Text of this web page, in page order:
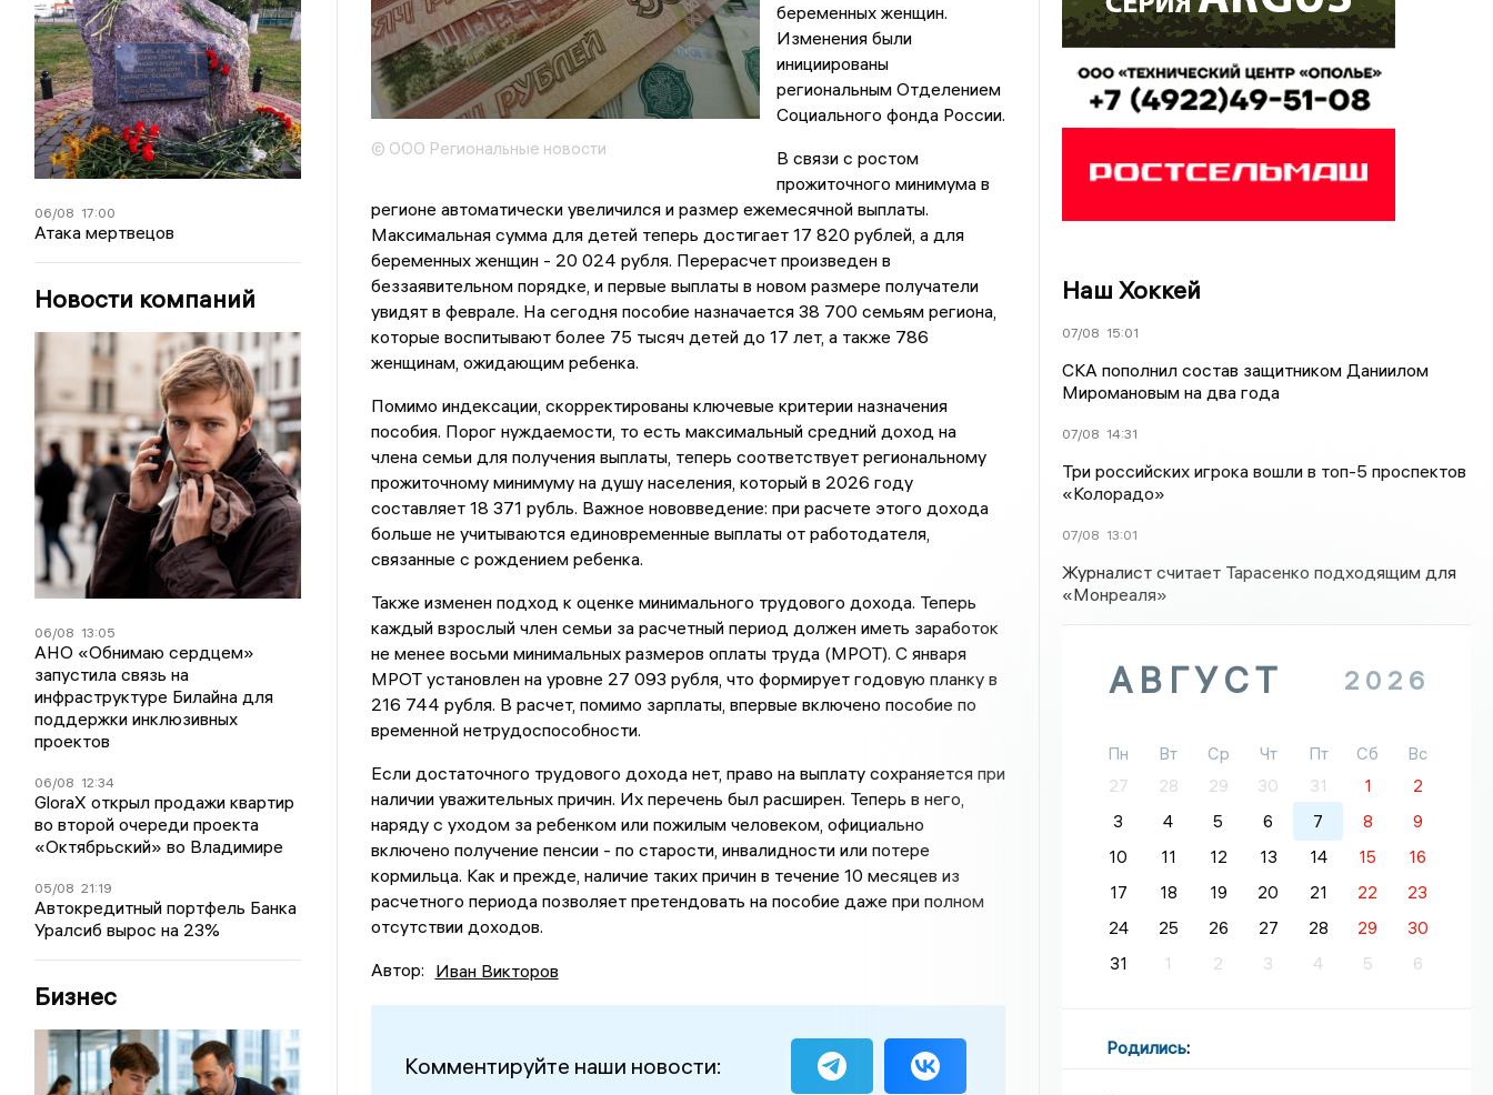
06/08 17:00
Атака мертвецов
Новости компаний
06/08 13:05
АНО «Обнимаю сердцем»
запустила связь на
инфраструктуре Билайна для
поддержки инклюзивных
проектов
06/08 12:34
GloraX открыл продажи квартир
во второй очереди проекта
«Октябрьский» во Владимире
05/08 21:19
Автокредитный портфель Банка
Уралсиб вырос на 23%
Бизнес
© ООО Региональные новости
беременных женщин.
Изменения были
инициированы
региональным Отделением
Социального фонда России.
В связи с ростом
прожиточного минимума в
регионе автоматически увеличился и размер ежемесячной выплаты.
Максимальная сумма для детей теперь достигает 17 820 рублей, а для
беременных женщин - 20 024 рубля. Перерасчет произведен в
беззаявительном порядке, и первые выплаты в новом размере получатели
увидят в феврале. На сегодня пособие назначается 38 700 семьям региона,
которые воспитывают более 75 тысяч детей до 17 лет, а также 786
женщинам, ожидающим ребенка.
Помимо индексации, скорректированы ключевые критерии назначения
пособия. Порог нуждаемости, то есть максимальный средний доход на
члена семьи для получения выплаты, теперь соответствует региональному
прожиточному минимуму на душу населения, который в 2026 году
составляет 18 371 рубль. Важное нововведение: при расчете этого дохода
больше не учитываются единовременные выплаты от работодателя,
связанные с рождением ребенка.
Также изменен подход к оценке минимального трудового дохода. Теперь
каждый взрослый член семьи за расчетный период должен иметь заработок
не менее восьми минимальных размеров оплаты труда (МРОТ). С января
МРОТ установлен на уровне 27 093 рубля, что формирует годовую планку в
216 744 рубля. В расчет, помимо зарплаты, впервые включено пособие по
временной нетрудоспособности.
Если достаточного трудового дохода нет, право на выплату сохраняется при
наличии уважительных причин. Их перечень был расширен. Теперь в него,
наряду с уходом за ребенком или пожилым человеком, официально
включено получение пенсии - по старости, инвалидности или потере
кормильца. Как и прежде, наличие таких причин в течение 10 месяцев из
расчетного периода позволяет претендовать на пособие даже при полном
отсутствии доходов.
Автор: Иван Викторов
Комментируйте наши новости:
Наш Хоккей
07/08 15:01
СКА пополнил состав защитником Даниилом
Миромановым на два года
07/08 14:31
Три российских игрока вошли в топ-5 проспектов
«Колорадо»
07/08 13:01
Журналист считает Тарасенко подходящим для
«Монреаля»
АВГУСТ 2026
Пн Вт Ср Чт Пт Сб
Вс
27
28 29 30 31 1
2
3
4 5 6 7 8
9
10
11 12 13 14 15
16
17
18 19 20 21 22
23
24
25 26 27 28 29
30
31
1 2 3 4 5 6
Родились: